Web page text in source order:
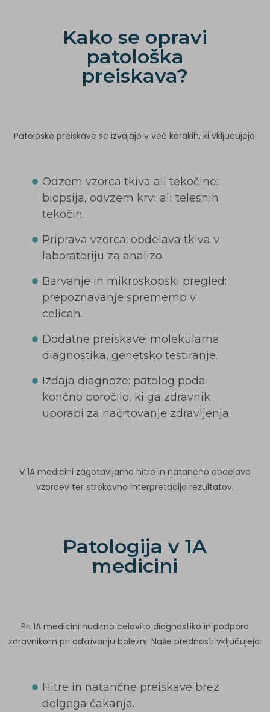
Kako se opravi
patološka
preiskava?
Patološke preiskave se izvajajo v več korakih, ki vključujejo:
Odzem vzorca tkiva ali tekočine:
biopsija, odvzem krvi ali telesnih
tekočin.
Priprava vzorca: obdelava tkiva v
laboratoriju za analizo.
Barvanje in mikroskopski pregled:
prepoznavanje sprememb v
celicah.
Dodatne preiskave: molekularna
diagnostika, genetsko testiranje.
Izdaja diagnoze: patolog poda
končno poročilo, ki ga zdravnik
uporabi za načrtovanje zdravljenja.
V 1A medicini zagotavljamo hitro in natančno obdelavo
vzorcev ter strokovno interpretacijo rezultatov.
Patologija v 1A
medicini
Pri 1A medicini nudimo celovito diagnostiko in podporo
zdravnikom pri odkrivanju bolezni. Naše prednosti vključujejo:
Hitre in natančne preiskave brez
dolgega čakanja.